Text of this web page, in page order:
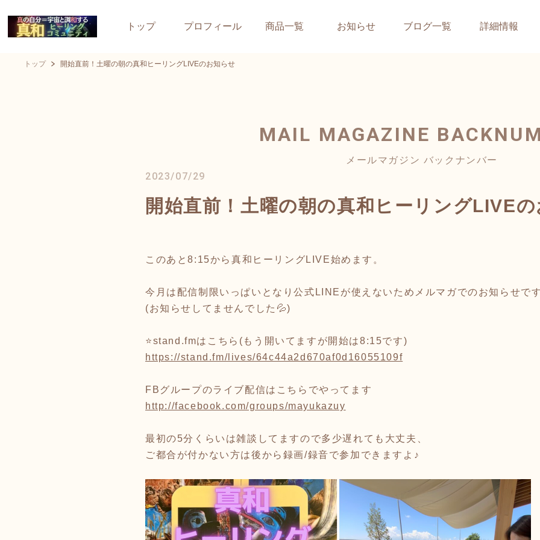
トップ プロフィール 商品一覧 お知らせ ブログ一覧 詳細情報
トップ 開始直前！土曜の朝の真和ヒーリングLIVEのお知らせ
MAIL MAGAZINE
メールマガジン バックナンバー
2023/07/29
開始直前！土曜の朝の真和ヒーリングLIVE
このあと8:15から真和ヒーリングLIVE始めます。
今月は配信制限いっぱいとなり公式LINEが使えないためメルマガでのお知らせで
(お知らせしてませんでした💦)
⭐️stand.fmはこちら(もう開いてますが開始は8:15です)
https://stand.fm/lives/64c44a2d670af0d16055109f
FBグループのライブ配信はこちらでやってます
http://facebook.com/groups/mayukazuy
最初の5分くらいは雑談してますので多少遅れても大丈夫、
ご都合が付かない方は後から録画/録音で参加できますよ♪